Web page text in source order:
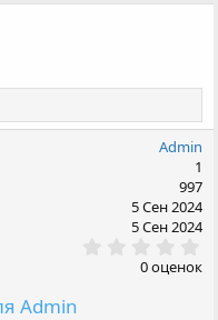
Admin
1
997
5 Сен 2024
5 Сен 2024
.
0
0 оценок
Admin